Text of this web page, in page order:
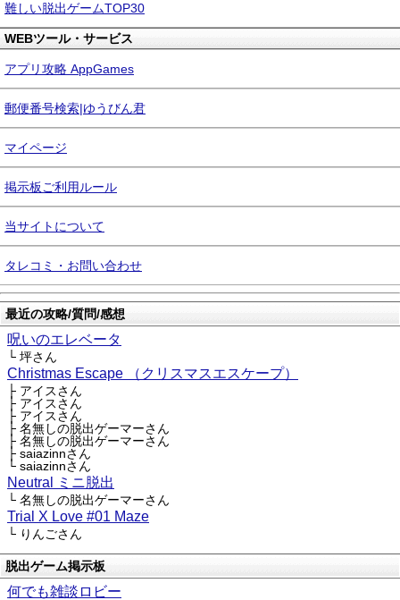
難しい脱出ゲームTOP30
WEBツール・サービス
アプリ攻略 AppGames
郵便番号検索|ゆうびん君
マイページ
掲示板ご利用ルール
当サイトについて
タレコミ・お問い合わせ
最近の攻略/質問/感想
呪いのエレベータ
└ 坪さん
Christmas Escape （クリスマスエスケープ）
├ アイスさん
├ アイスさん
├ アイスさん
├ 名無しの脱出ゲーマーさん
├ 名無しの脱出ゲーマーさん
├ saiazinnさん
└ saiazinnさん
Neutral ミニ脱出
└ 名無しの脱出ゲーマーさん
Trial X Love #01 Maze
└ りんごさん
脱出ゲーム掲示板
何でも雑談ロビー